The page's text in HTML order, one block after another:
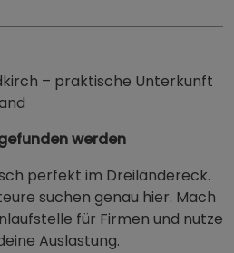
– praktische Unterkunft
werden
perfekt im Dreiländereck.
suchen genau hier. Mach
für Firmen und nutze
Auslastung.